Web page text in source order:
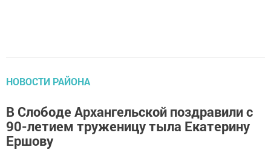
НОВОСТИ РАЙОНА
В Слободе Архангельской поздравили с
90-летием труженицу тыла Екатерину
Ершову